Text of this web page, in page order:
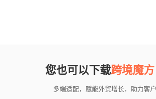
您也可以下载跨境魔
多端适配，赋能外贸增长，助力客